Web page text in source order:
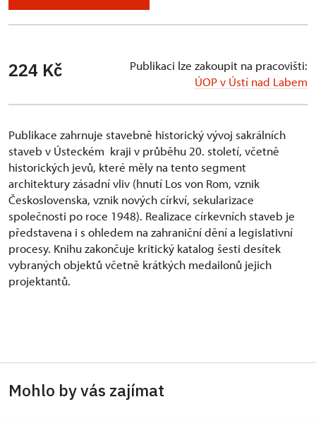
224 Kč
Publikaci lze zakoupit na pracovišti:
ÚOP v Ústí nad Labem
Publikace zahrnuje stavebně historický vývoj sakrálních
staveb v Ústeckém kraji v průběhu 20. století, včetně
historických jevů, které měly na tento segment
architektury zásadní vliv (hnutí Los von Rom, vznik
Československa, vznik nových církví, sekularizace
společnosti po roce 1948). Realizace církevních staveb je
představena i s ohledem na zahraniční dění a legislativní
procesy. Knihu zakončuje kritický katalog šesti desítek
vybraných objektů včetně krátkých medailonů jejich
projektantů.
Mohlo by vás zajímat